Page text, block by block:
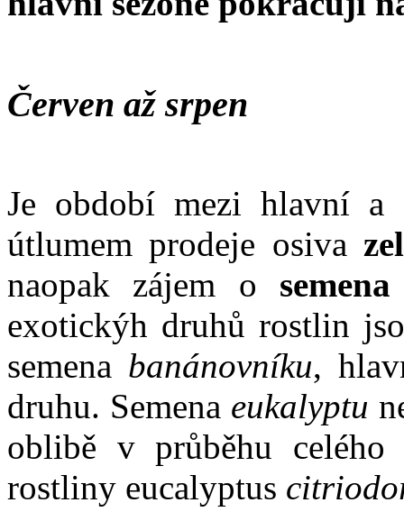
Červen až srpen
Je období mezi hlavní a
útlumem prodeje osiva
naopak zájem o
exotickýh druhů rostlin
semena banánovníku,
druhu. Semena eukalyptu
oblibě v průběhu
rostliny eucalyptus